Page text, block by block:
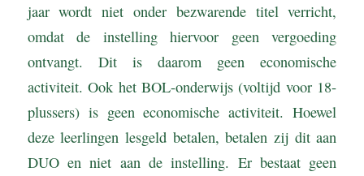
jaar wordt niet onder bezwarende titel verricht,
omdat de instelling hiervoor geen vergoeding
ontvangt. Dit is daarom geen economische
activiteit. Ook het BOL-onderwijs (voltijd voor 18-
plussers) is geen economische activiteit. Hoewel
deze leerlingen lesgeld betalen, betalen zij dit aan
DUO en niet aan de instelling. Er bestaat geen